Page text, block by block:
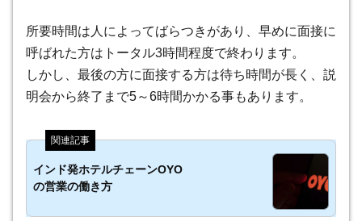
所要時間は人によってばらつきがあり、早めに面接に
呼ばれた方はトータル3時間程度で終わります。
しかし、最後の方に面接する方は待ち時間が長く、説
明会から終了まで5～6時間かかる事もあります。
インド発ホテルチェーンOYO
の営業の働き方